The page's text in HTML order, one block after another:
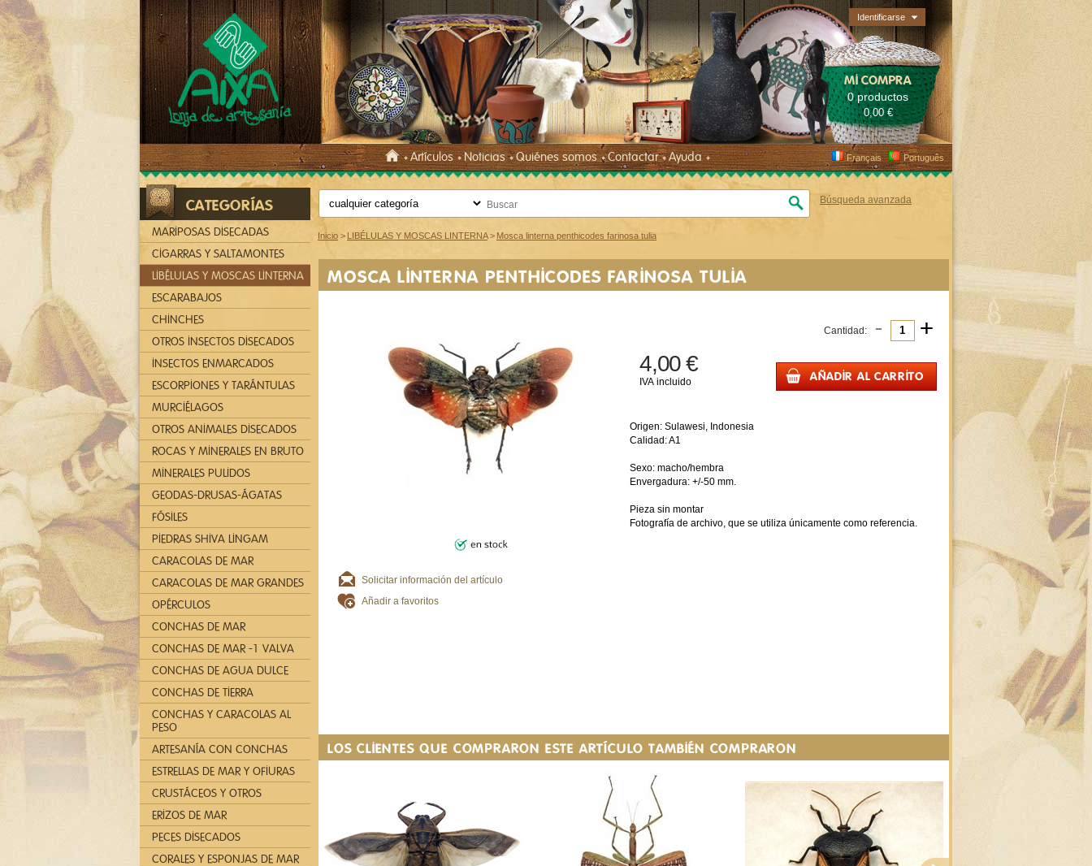
Inicio > LIBÉLULAS Y MOSCAS LINTERNA> Mosca linterna penthicodes farinosa tulia
MOSCA LINTERNA PENTHICODES FARINOSA TULIA
Cantidad: - +
4,00 €
IVA incluido
Solicitar información del artículo
Añadir a favoritos
Origen: Sulawesi, Indonesia
Calidad: A1
Sexo: macho/hembra
Envergadura: +/-50 mm.
Pieza sin montar
Fotografía de archivo, que se utiliza únicamente como referencia.
LOS CLIENTES QUE COMPRARON ESTE ARTÍCULO TAMBIÉN COMPRARON
CATEGORÍAS
MARIPOSAS DISECADAS
CIGARRAS Y SALTAMONTES
LIBÉLULAS Y MOSCAS LINTERNA
ESCARABAJOS
CHINCHES
OTROS INSECTOS DISECADOS
INSECTOS ENMARCADOS
ESCORPIONES Y TARÁNTULAS
MURCIÉLAGOS
OTROS ANIMALES DISECADOS
ROCAS Y MINERALES EN BRUTO
MINERALES PULIDOS
GEODAS-DRUSAS-ÁGATAS
FÓSILES
PIEDRAS SHIVA LINGAM
CARACOLAS DE MAR
CARACOLAS DE MAR GRANDES
OPÉRCULOS
CONCHAS DE MAR
CONCHAS DE MAR -1 VALVA
CONCHAS DE AGUA DULCE
CONCHAS DE TIERRA
CONCHAS Y CARACOLAS AL
PESO
ARTESANÍA CON CONCHAS
ESTRELLAS DE MAR Y OFIURAS
CRUSTÁCEOS Y OTROS
ERIZOS DE MAR
PECES DISECADOS
CORALES Y ESPONJAS DE MAR
Français Português
MI COMPRA
0 productos
0,00 €
Búsqueda avanzada
Identificarse
Artículos Noticias Quiénes somos Contactar Ayuda